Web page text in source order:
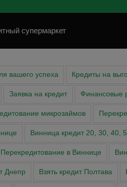
супермаркет
вашего успеха Кредиты на
Заявка на кредит Финансовые
микрозаймов
Винница кредит 20, 30, 40,
Перекредитование в Виннице
Днепр Взять кредит Полтава